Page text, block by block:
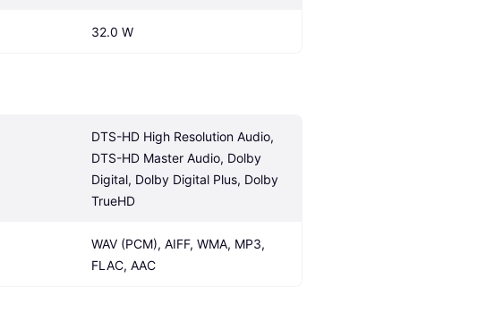
32.0 W
DTS-HD High Resolution Audio,
DTS-HD Master Audio, Dolby
Digital, Dolby Digital Plus, Dolby
TrueHD
WAV (PCM), AIFF, WMA, MP3,
FLAC, AAC